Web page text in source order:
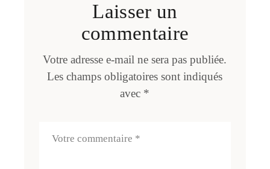
Laisser un
commentaire
Votre adresse e-mail ne sera pas publiée.
Les champs obligatoires sont indiqués
avec *